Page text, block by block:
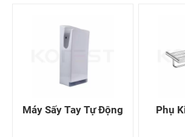
Máy Sấy Tay Tự Động Phụ